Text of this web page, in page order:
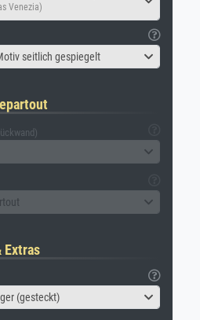
Venezia)
seitlich gespiegelt
Extras
(gesteckt)